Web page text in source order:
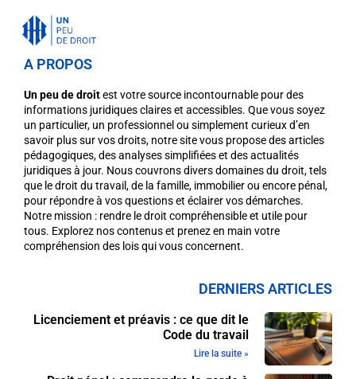
A PROPOS
Un peu de droitest votre source incontournable pour des
informations juridiques claires et accessibles. Que vous soyez
un particulier, un professionnel ou simplement curieux d’en
savoir plus sur vos droits, notre site vous propose des articles
pédagogiques, des analyses simplifiées et des actualités
juridiques à jour. Nous couvrons divers domaines du droit, tels
que le droit du travail, de la famille, immobilier ou encore pénal,
pour répondre à vos questions et éclairer vos démarches.
Notre mission : rendre le droit compréhensible et utile pour
tous. Explorez nos contenus et prenez en main votre
compréhension des lois qui vous concernent.
DERNIERS ARTICLES
Licenciement et préavis : ce que dit le
Code du travail
Lire la suite »